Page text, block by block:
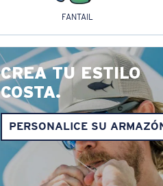
FANTAIL
CREA TU ESTILO
COSTA.
PERSONALICE SU